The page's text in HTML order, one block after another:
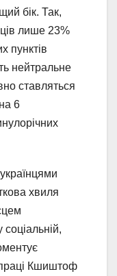
бік. Так,
лише 23%
пунктів
нейтральне
ставляться
6
хвиля
Кшиштоф